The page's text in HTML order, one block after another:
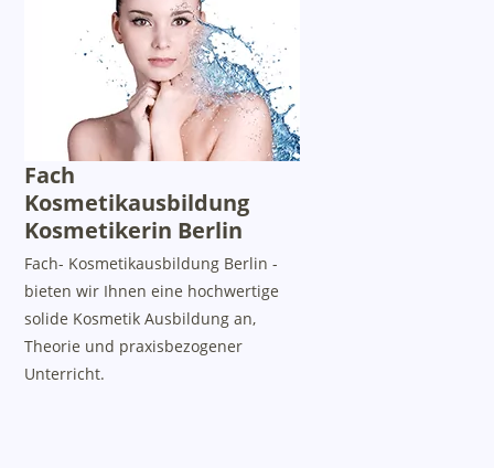
Fach
Kosmetikausbildung
Kosmetikerin Berlin
Fach- Kosmetikausbildung Berlin -
bieten wir Ihnen eine hochwertige
solide Kosmetik Ausbildung an,
Theorie und praxisbezogener
Unterricht.